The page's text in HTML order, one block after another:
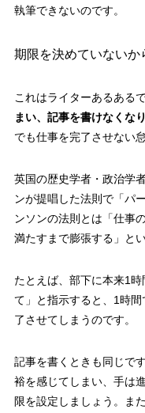
執筆できないのです。
期限を決めていないか
これはライターあるあるで
まい、記事を書けなくなり
でも仕事を完了させない
英国の歴史学者・政治学
ンが提唱した法則で「パ
ンソンの法則とは「仕事
満たすまで膨張する」と
たとえば、部下に本来1
て」と指示すると、1時
了させてしまうのです。
記事を書くときも同じで
裕を感じてしまい、手は
限を設定しましょう。ま